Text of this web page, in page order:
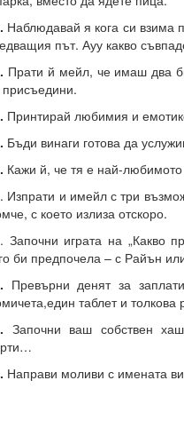
Наблюдавай я кога си взима
път. Ауу какво
Прати й мейл, че имаш два
присъедини.
Принтирай любимия и
Бъди винаги готова да
Кажи й, че тя е най-
. Изпрати и имейл с три
с което излиза отскоро.
. Започни играта на „Какво
би предпочела – с Райън
Превърни денят за
таблет и толкова
Започни ваш собствен
Направи моливи с имената